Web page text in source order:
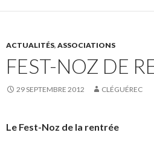
ACTUALITÉS, ASSOCIATIONS
FEST-NOZ DE
29 SEPTEMBRE 2012 CLÉGUÉREC
Le Fest-Noz de la rentrée